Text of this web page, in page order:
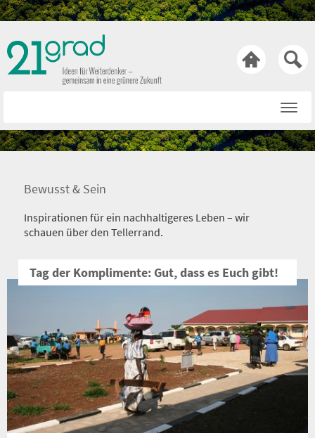

Rat & Tat
Bewusst & Sein
Über uns
Netiquette
Nachricht an die
Redaktion
Bewusst & Sein
Inspirationen für ein nachhaltigeres Leben – wir
schauen über den Tellerrand.
Tag der Komplimente: Gut, dass es Euch gibt!